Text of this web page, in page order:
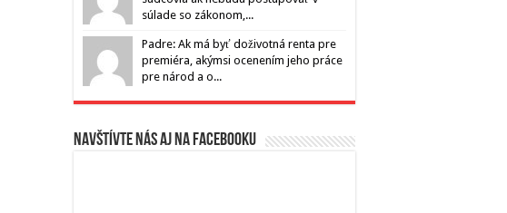
súlade so zákonom,...
Padre: Ak má byť doživotná renta pre
premiéra, akýmsi ocenením jeho práce
pre národ a o...
Navštívte nás aj na Facebooku